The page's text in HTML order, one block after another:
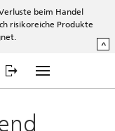
beim Handel
risikoreiche Produkte
^